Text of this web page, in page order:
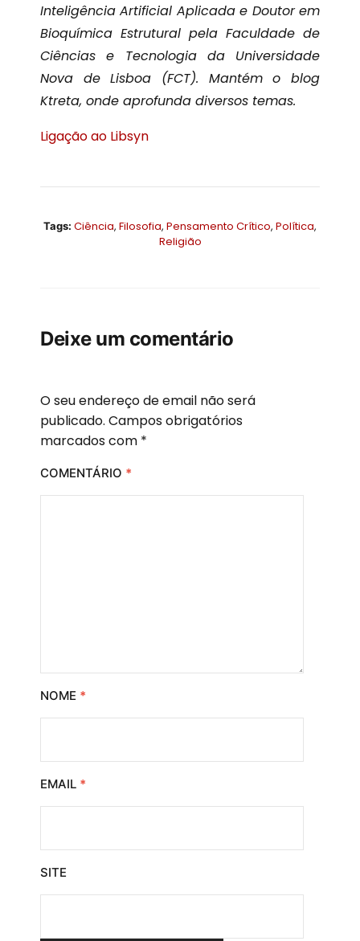
Inteligência Artificial Aplicada e Doutor em
Bioquímica Estrutural pela Faculdade de
Ciências e Tecnologia da Universidade
Nova de Lisboa (FCT). Mantém o blog
Ktreta, onde aprofunda diversos temas.
Ligação ao Libsyn
Tags: Ciência, Filosofia, Pensamento Crítico, Política,
Religião
Deixe um comentário
O seu endereço de email não será
publicado. Campos obrigatórios
marcados com *
COMENTÁRIO *
NOME *
EMAIL *
SITE